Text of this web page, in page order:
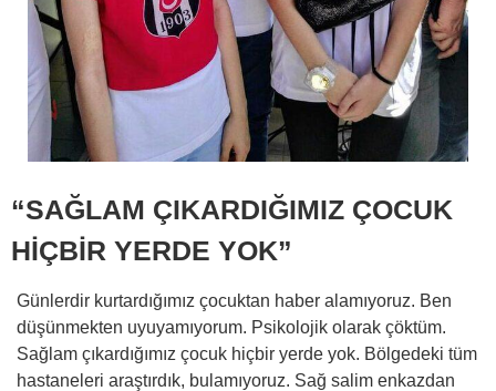
“SAĞLAM ÇIKARDIĞIMIZ ÇOCUK
HİÇBİR YERDE YOK”
Günlerdir kurtardığımız çocuktan haber alamıyoruz. Ben
düşünmekten uyuyamıyorum. Psikolojik olarak çöktüm.
Sağlam çıkardığımız çocuk hiçbir yerde yok. Bölgedeki tüm
hastaneleri araştırdık, bulamıyoruz. Sağ salim enkazdan